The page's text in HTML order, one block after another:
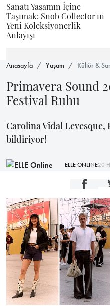
Sanatı Yaşamın İçine
Taşımak: Snob Collector'ın
Yeni Koleksiyonerlik
Anlayışı
Anasayfa Yaşam Kültür &
Primavera Sound
Festival Ruhu
Carolina Vidal
bildiriyor!
ELLE ONLİNE20